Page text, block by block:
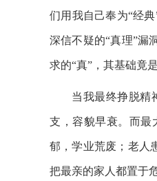
们用我自己奉为“经
深信不疑的“真理”漏
求的“真”，其基础竟
当我最终挣脱精
支，容貌早衰。而最
郁，学业荒废；老人
把最亲的家人都置于